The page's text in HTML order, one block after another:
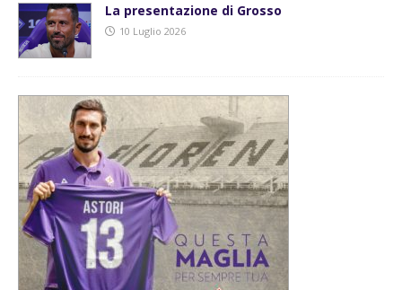
La presentazione di Grosso
10 Luglio 2026